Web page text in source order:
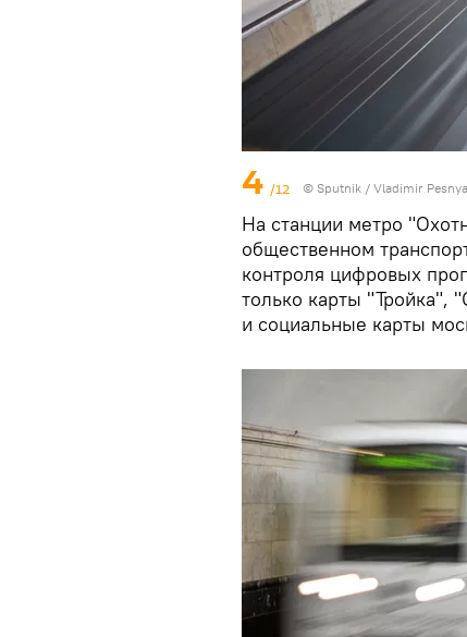
4 /12 © Sputnik / Vladimir Pesnya
На станции метро
общественном
контроля цифровых
только карты "Тройка",
и социальные карты